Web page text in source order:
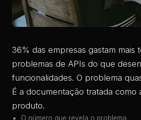
36% das empresas gastam mais
problemas de APIs do que
funcionalidades. O problema
É a documentação tratada como
produto.
O número que revela o problema